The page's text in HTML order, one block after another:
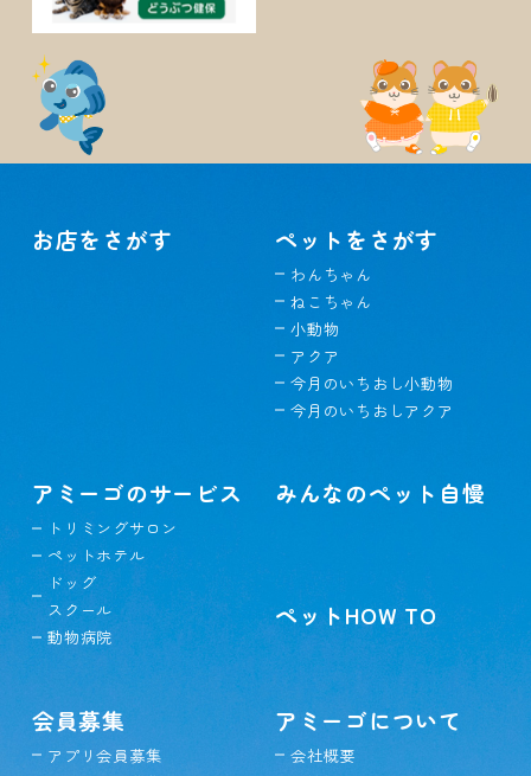
お店をさがす ペットをさがす
わんちゃん
ねこちゃん
小動物
アクア
今月のいちおし小動物
今月のいちおしアクア
アミーゴのサービス
トリミングサロン
ペットホテル
ドッグ
スクール
動物病院
みんなのペット自慢
ペットHOW TO
会員募集
アプリ会員募集
アミーゴについて
会社概要